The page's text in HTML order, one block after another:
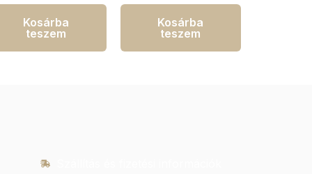
Kosárba
teszem
Kosárba
teszem